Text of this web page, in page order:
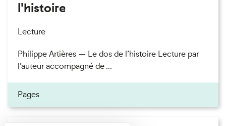
l'histoire
Lecture
Philippe Artières — Le dos de l’histoire Lecture par
l’auteur accompagné de ...
Pages